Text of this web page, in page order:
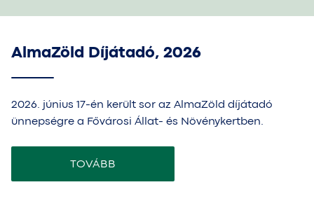
AlmaZöld Díjátadó, 2026
2026. június 17-én került sor az AlmaZöld díjátadó
ünnepségre a Fővárosi Állat- és Növénykertben.
TOVÁBB